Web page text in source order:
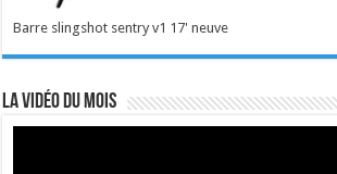
Barre slingshot sentry v1 17' neuve
La vidéo du mois